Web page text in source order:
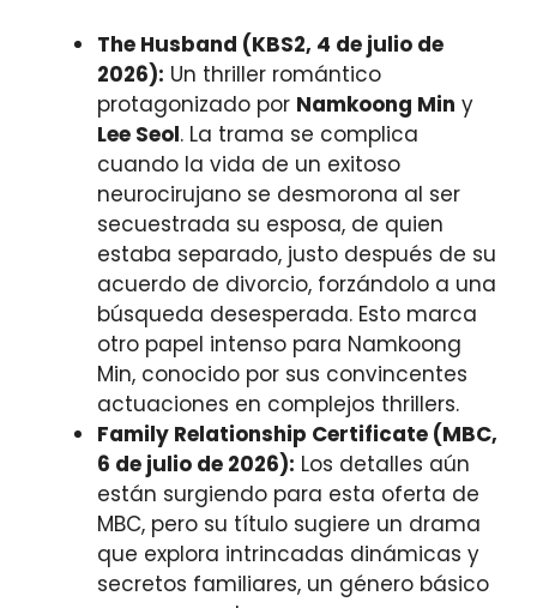
The Husband (KBS2, 4 de julio de
2026): Un thriller romántico
protagonizado por Namkoong Min y
Lee Seol. La trama se complica
cuando la vida de un exitoso
neurocirujano se desmorona al ser
secuestrada su esposa, de quien
estaba separado, justo después de su
acuerdo de divorcio, forzándolo a una
búsqueda desesperada. Esto marca
otro papel intenso para Namkoong
Min, conocido por sus convincentes
actuaciones en complejos thrillers.
Family Relationship Certificate (MBC,
6 de julio de 2026): Los detalles aún
están surgiendo para esta oferta de
MBC, pero su título sugiere un drama
que explora intrincadas dinámicas y
secretos familiares, un género básico